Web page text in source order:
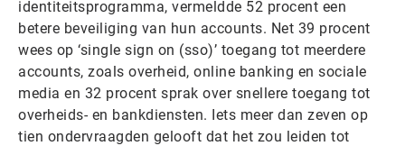
identiteitsprogramma, vermeldde 52 procent een
betere beveiliging van hun accounts. Net 39 procent
wees op ‘single sign on (sso)’ toegang tot meerdere
accounts, zoals overheid, online banking en sociale
media en 32 procent sprak over snellere toegang tot
overheids- en bankdiensten. Iets meer dan zeven op
tien ondervraagden gelooft dat het zou leiden tot